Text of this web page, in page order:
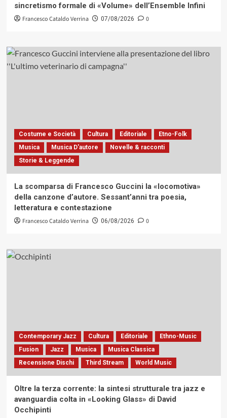
sincretismo formale di «Volume» dell’Ensemble Infini
Francesco Cataldo Verrina 07/08/2026 0
Costume e Società Cultura Editoriale
Etno-Folk
Musica
Musica D'autore
Novelle & racconti
Storie & Leggende
La scomparsa di Francesco Guccini la «locomotiva»
della canzone d’autore. Sessant’anni tra poesia,
letteratura e contestazione
Francesco Cataldo Verrina 06/08/2026 0
Contemporary Jazz Cultura Editoriale
Ethno-Music
Fusion
Jazz Musica
Musica Classica
Recensione Dischi
Third Stream World Music
Oltre la terza corrente: la sintesi strutturale tra jazz e
avanguardia colta in «Looking Glass» di David
Occhipinti